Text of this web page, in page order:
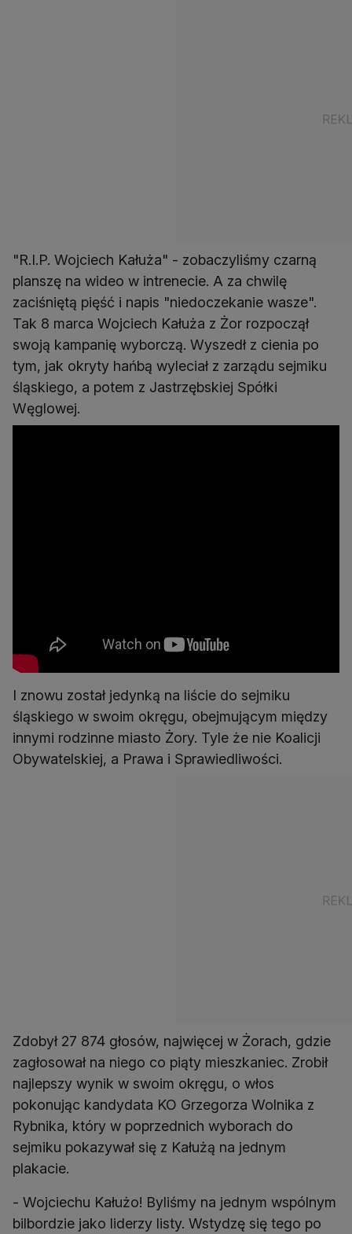
"R.I.P. Wojciech Kałuża" - zobaczyliśmy czarną
planszę na wideo w intrenecie. A za chwilę
zaciśniętą pięść i napis "niedoczekanie wasze".
Tak 8 marca Wojciech Kałuża z Żor rozpoczął
swoją kampanię wyborczą. Wyszedł z cienia po
tym, jak okryty hańbą wyleciał z zarządu sejmiku
śląskiego, a potem z Jastrzębskiej Spółki
Węglowej.
I znowu został jedynką na liście do sejmiku
śląskiego w swoim okręgu, obejmującym między
innymi rodzinne miasto Żory. Tyle że nie Koalicji
Obywatelskiej, a Prawa i Sprawiedliwości.
Zdobył 27 874 głosów, najwięcej w Żorach, gdzie
zagłosował na niego co piąty mieszkaniec. Zrobił
najlepszy wynik w swoim okręgu, o włos
pokonując kandydata KO Grzegorza Wolnika z
Rybnika, który w poprzednich wyborach do
sejmiku pokazywał się z Kałużą na jednym
plakacie.
- Wojciechu Kałużo! Byliśmy na jednym wspólnym
bilbordzie jako liderzy listy. Wstydzę się tego po